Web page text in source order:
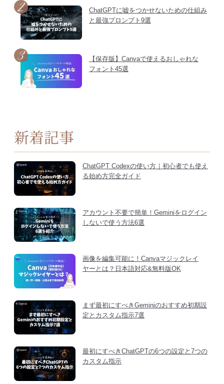
ChatGPTに嘘をつかせないための仕組み
と最強プロンプト9選
【保存版】Canvaで使えるおしゃれな
フォント45選
新着記事
ChatGPT Codexの使い方｜初心者でも使え
る始め方完全ガイド
アカウント不要で簡単！Geminiをログイン
しないで使う方法6選
画像を編集可能に！Canvaマジックレイ
ヤーとは？日本語対応&無料版OK
まず最初にすべきGeminiのおすすめ初期設
定とカスタム指示7選
最初にすべきChatGPTの6つの設定と7つの
カスタム指示